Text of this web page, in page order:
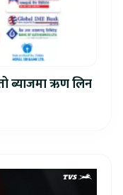
ब्याजमा ऋण लिन